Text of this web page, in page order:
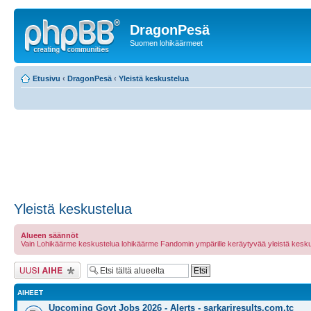
DragonPesä
Suomen lohikäärmeet
Etusivu ‹ DragonPesä ‹ Yleistä keskustelua
Yleistä keskustelua
Alueen säännöt
Vain Lohikäärme keskustelua lohikäärme Fandomin ympärille keräytyvää yleistä
Lähetä uusi viesti
AIHEET
Upcoming Govt Jobs 2026 - Alerts - sarkariresults.com.tc